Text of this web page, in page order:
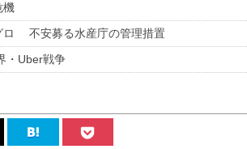
機
ロ 不安募る水産庁の管理措置
・Uber戦争